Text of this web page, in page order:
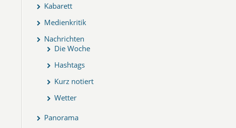
Kabarett
Medienkritik
Nachrichten
Die Woche
Hashtags
Kurz notiert
Wetter
Panorama